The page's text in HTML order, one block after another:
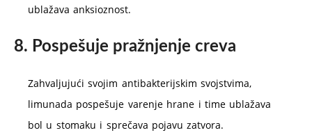
ublažava anksioznost.
8. Pospešuje pražnjenje creva
Zahvaljujući svojim antibakterijskim svojstvima,
limunada pospešuje varenje hrane i time ublažava
bol u stomaku i sprečava pojavu zatvora.